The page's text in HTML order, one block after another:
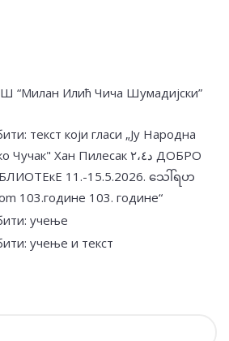
“Милан Илић Чича Шумадијски”